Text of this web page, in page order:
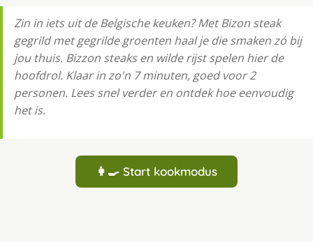
Zin in iets uit de Belgische keuken? Met Bizon steak
gegrild met gegrilde groenten haal je die smaken zó bij
jou thuis. Bizzon steaks en wilde rijst spelen hier de
hoofdrol. Klaar in zo'n 7 minuten, goed voor 2
personen. Lees snel verder en ontdek hoe eenvoudig
het is.
👩‍🍳 Start kookmodus